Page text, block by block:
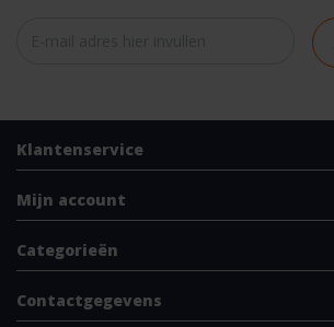
Klantenservice
Mijn account
Categorieën
Contactgegevens